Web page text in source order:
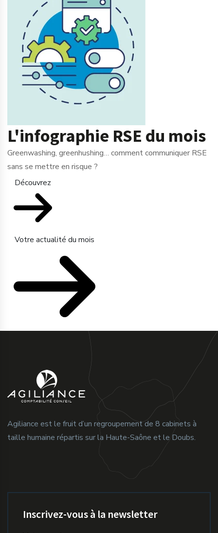
L'infographie RSE du mois
Greenwashing, greenhushing… comment communiquer RSE
sans se mettre en risque ?
Découvrez
Votre actualité du mois
Agiliance est le fruit d’un regroupement de 8 cabinets à
taille humaine répartis sur la Haute-Saône et le Doubs.
Inscrivez-vous à la newsletter